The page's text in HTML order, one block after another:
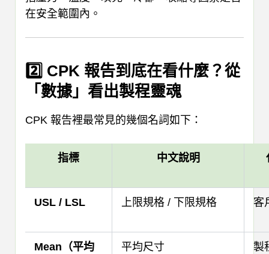
在安全範圍內。
2️⃣ CPK 報告到底在看什麼？從
「數據」看出製程靈魂
CPK 報告裡最常見的幾個名詞如下：
指標 中文說明
USL / LSL 上限規格 / 下限規格 客
Mean（平均
平均尺寸
製